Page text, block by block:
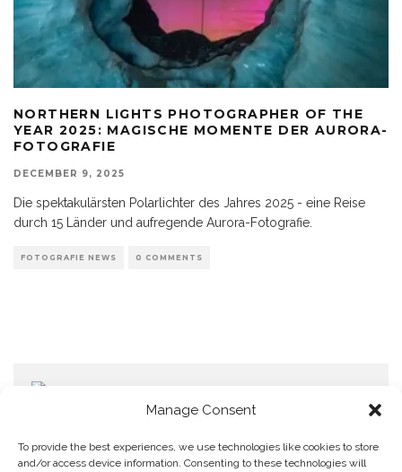
Manage Consent
To provide the best experiences, we use technologies like cookies to store
and/or access device information. Consenting to these technologies will
NORTHERN LIGHTS PHOTOGRAPHER OF THE
YEAR 2025: MAGISCHE MOMENTE DER AURORA-
FOTOGRAFIE
DECEMBER 9, 2025
Die spektakulärsten Polarlichter des Jahres 2025 - eine Reise
durch 15 Länder und aufregende Aurora-Fotografie.
FOTOGRAFIE NEWS 0 COMMENTS